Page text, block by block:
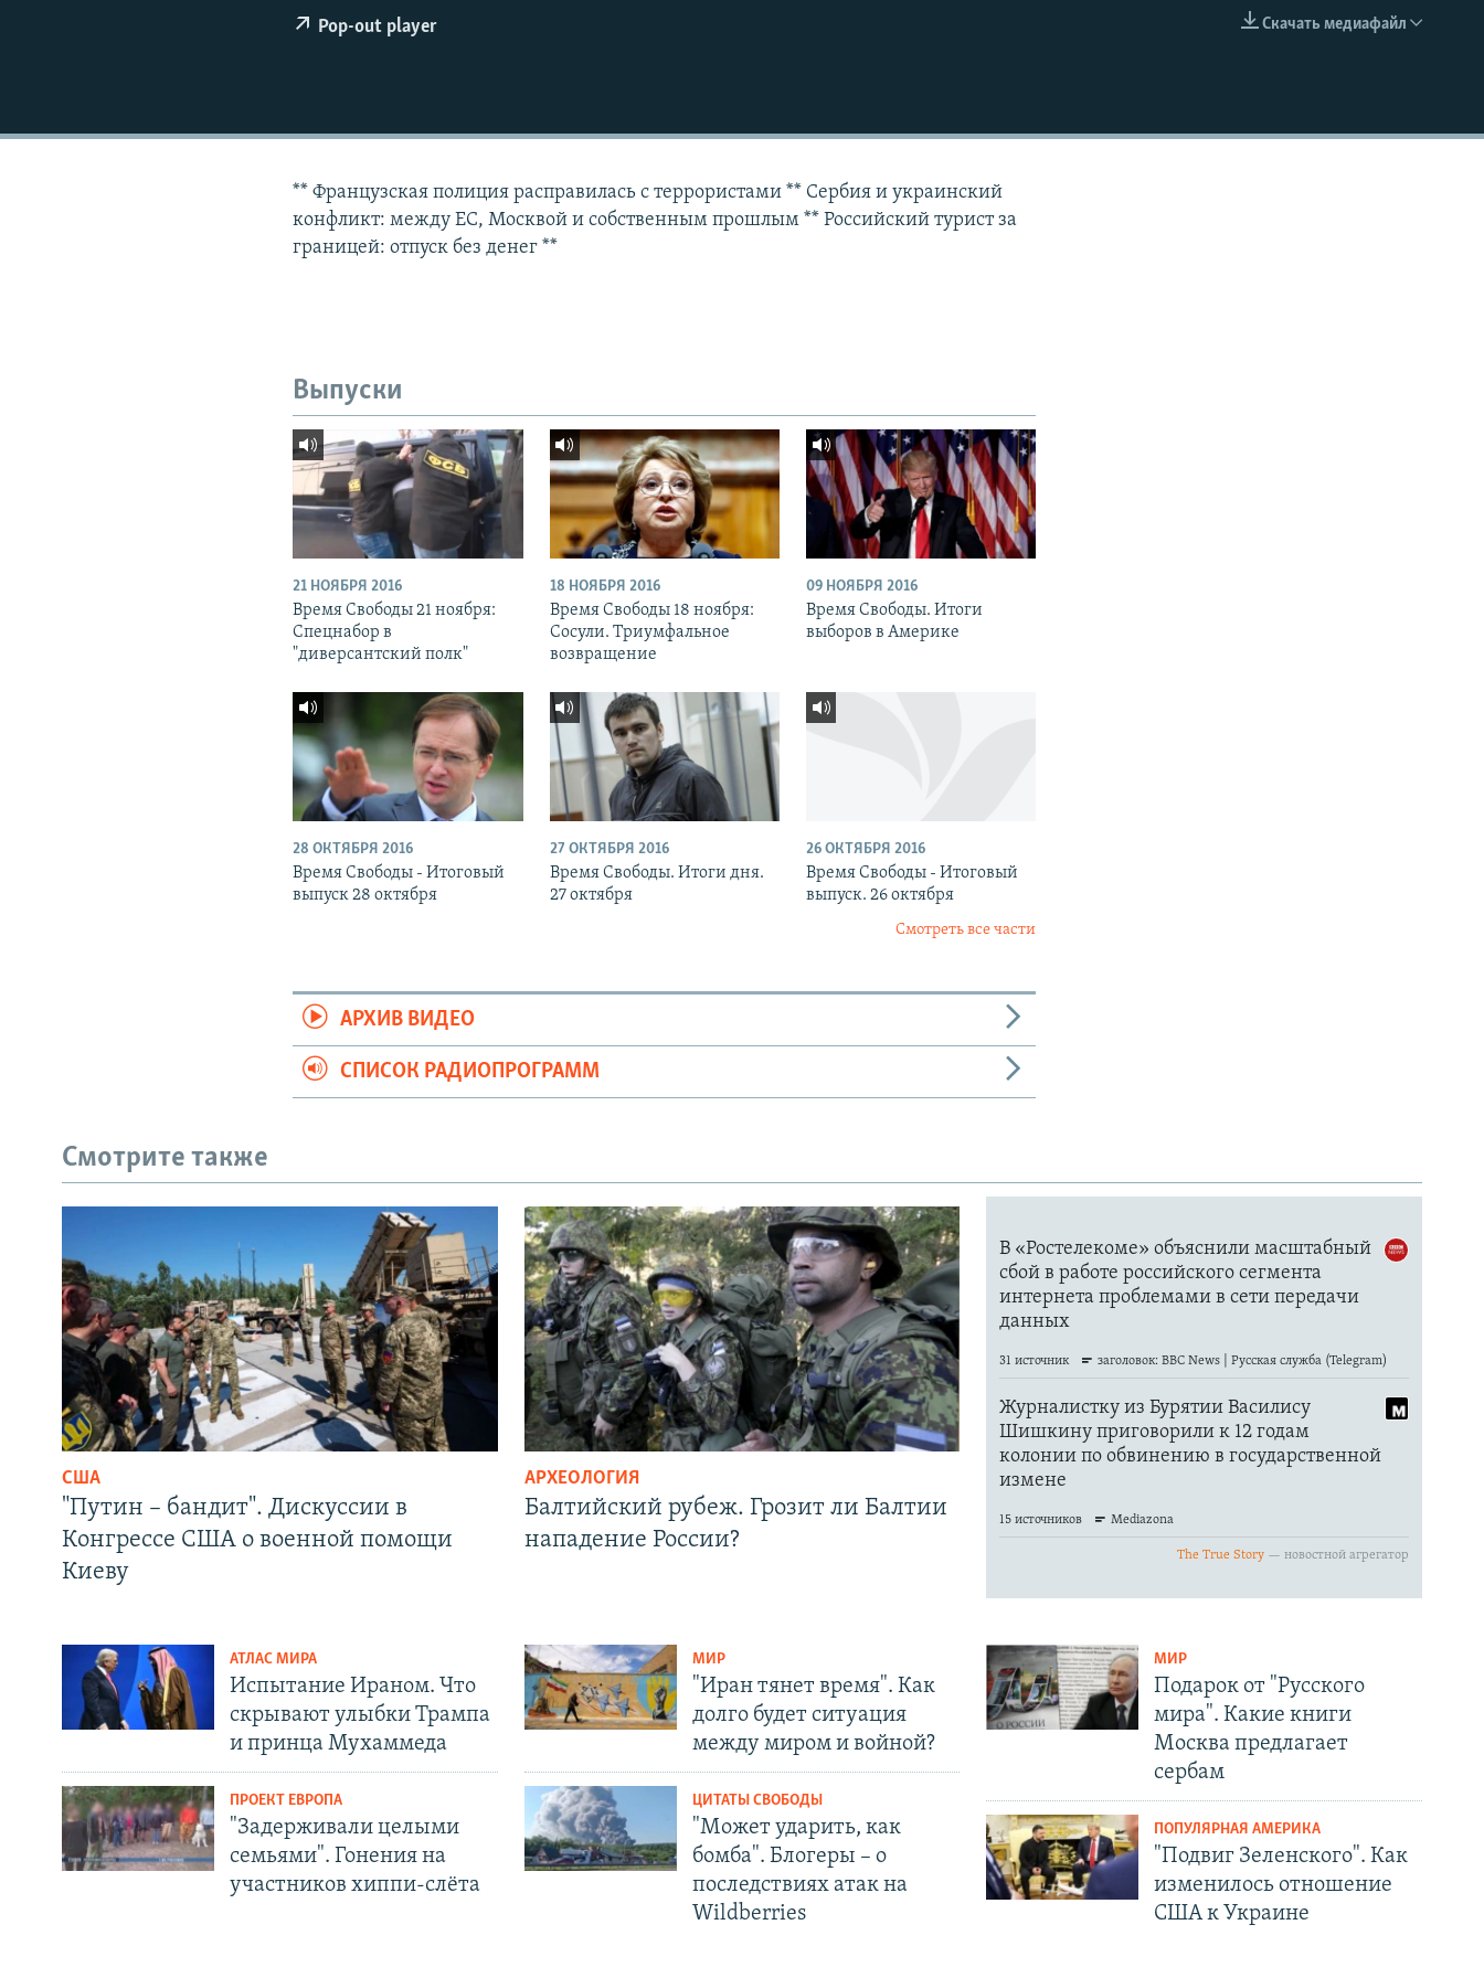
EMBED
Скачать медиафайл
Pop-out player
** Французская полиция расправилась с террористами ** Сербия и украинский
конфликт: между ЕС, Москвой и собственным прошлым ** Российский турист за
границей: отпуск без денег **
Выпуски
21 НОЯБРЯ 2016
Время Свободы 21 ноября:
Спецнабор в
"диверсантский полк"
18 НОЯБРЯ 2016
Время Свободы 18 ноября:
Сосули. Триумфальное
возвращение
09 НОЯБРЯ 2016
Время Свободы. Итоги
выборов в Америке
28 ОКТЯБРЯ 2016
Время Свободы - Итоговый
выпуск 28 октября
27 ОКТЯБРЯ 2016
Время Свободы. Итоги дня.
27 октября
26 ОКТЯБРЯ 2016
Время Свободы - Итоговый
выпуск. 26 октября
Смотреть все части
АРХИВ ВИДЕО
СПИСОК РАДИОПРОГРАММ
Смотрите также
США
"Путин – бандит". Дискуссии в
Конгрессе США о военной помощи
Киеву
АРХЕОЛОГИЯ
Балтийский рубеж. Грозит ли Балтии
нападение России?
АТЛАС МИРА
Испытание Ираном. Что
скрывают улыбки Трампа
и принца Мухаммеда
ПРОЕКТ ЕВРОПА
"Задерживали целыми
семьями". Гонения на
участников хиппи-слёта
МИР
"Иран тянет время". Как
долго будет ситуация
между миром и войной?
ЦИТАТЫ СВОБОДЫ
"Может ударить, как
бомба". Блогеры – о
последствиях атак на
Wildberries
МИР
Подарок от "Русского
мира". Какие книги
Москва предлагает
сербам
ПОПУЛЯРНАЯ АМЕРИКА
"Подвиг Зеленского". Как
изменилось отношение
США к Украине